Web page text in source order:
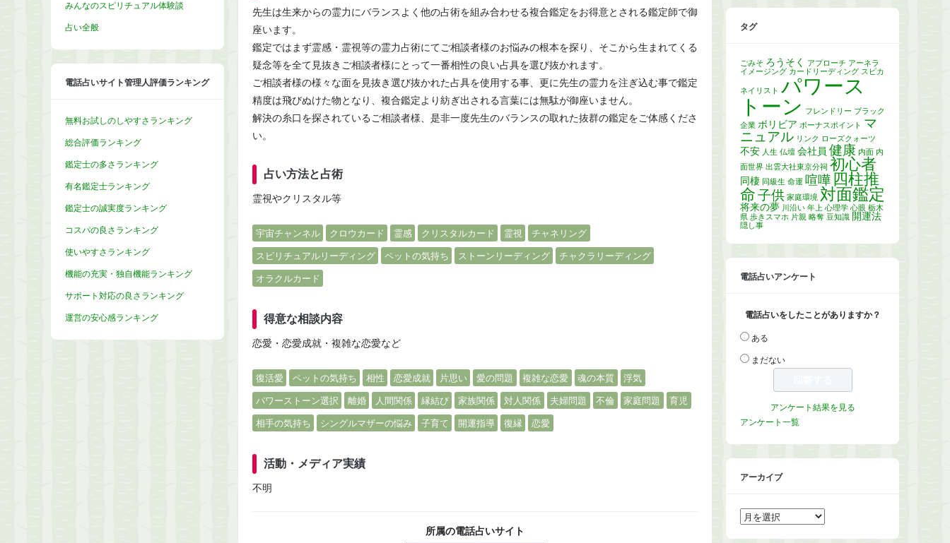
先生は生来からの霊力にバランスよく他の占術を組み合わせる複合鑑定をお得意とされる鑑定師で御
座います。
鑑定ではまず霊感・霊視等の霊力占術にてご相談者様のお悩みの根本を探り、そこから生まれてくる
疑念等を全て見抜きご相談者様にとって一番相性の良い占具を選び抜かれます。
ご相談者様の様々な面を見抜き選び抜かれた占具を使用する事、更に先生の霊力を注ぎ込む事で鑑定
精度は飛びぬけた物となり、複合鑑定より紡ぎ出される言葉には無駄が御座いません。
解決の糸口を探されているご相談者様、是非一度先生のバランスの取れた抜群の鑑定をご体感くださ
い。
占い方法と占術
霊視やクリスタル等
宇宙チャンネル クロウカード 霊感 クリスタルカード 霊視 チャネリング
スピリチュアルリーディング ペットの気持ち ストーンリーディング チャクラリーディング
オラクルカード
得意な相談内容
恋愛・恋愛成就・複雑な恋愛など
復活愛 ペットの気持ち 相性 恋愛成就 片思い 愛の問題 複雑な恋愛 魂の本質 浮気
パワーストーン選択 離婚 人間関係 縁結び 家族関係 対人関係 夫婦問題 不倫 家庭問題 育児
相手の気持ち シングルマザーの悩み 子育て 開運指導 復縁 恋愛
活動・メディア実績
不明
所属の電話占いサイト
みんなのスピリチュアル体験談
占い全般
電話占いサイト管理人評価ランキング
無料お試しのしやすさランキング
総合評価ランキング
鑑定士の多さランキング
有名鑑定士ランキング
鑑定士の誠実度ランキング
コスパの良さランキング
使いやすさランキング
機能の充実・独自機能ランキング
サポート対応の良さランキング
運営の安心感ランキング
タグ
ごみそ ろうそく アプローチ アーネラ
イメージング カードリーディング スピカ
ネイリスト パワース
トーン フレンドリー ブラック
企業 ボリビア ボーナスポイント マ
ニュアル リンク ローズクォーツ
不安 人生 仏壇 会社員 健康 内面 内
面世界 出雲大社東京分祠 初心者
同棲 同級生 命運 喧嘩 四柱推
命子供 家庭環境 対面鑑定
将来の夢 川沿い 年上 心理学 心眼 栃木
県 歩きスマホ 片親 略奪 豆知識 開運法
隠し事
電話占いアンケート
電話占いをしたことがありますか？
ある
まだない
アンケート結果を見る
アンケート一覧
アーカイブ
ア
ー
イ